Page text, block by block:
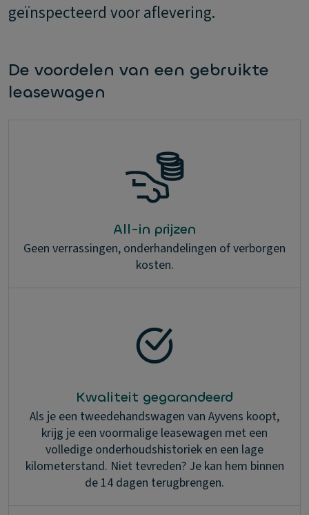
geïnspecteerd voor aflevering.
De voordelen van een gebruikte
leasewagen
All-in prijzen
Geen verrassingen, onderhandelingen of verborgen
kosten.
Kwaliteit gegarandeerd
Als je een tweedehandswagen van Ayvens koopt,
krijg je een voormalige leasewagen met een
volledige onderhoudshistoriek en een lage
kilometerstand. Niet tevreden? Je kan hem binnen
de 14 dagen terugbrengen.